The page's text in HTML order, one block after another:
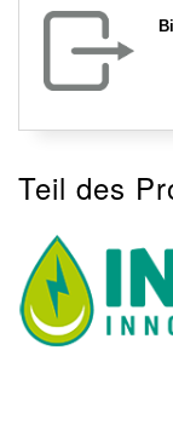
Teil des